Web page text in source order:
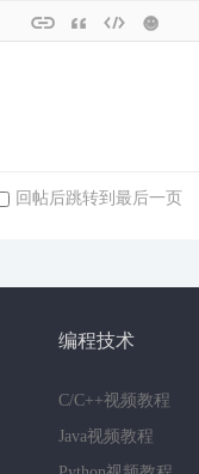
回帖后跳转到最后一页
编程技术
C/C++视频教程
Java视频教程